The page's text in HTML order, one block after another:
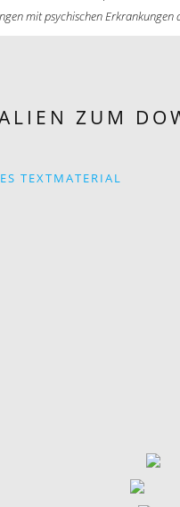
mit psychischen Erkrankungen
ZUM
TEXTMATERIAL